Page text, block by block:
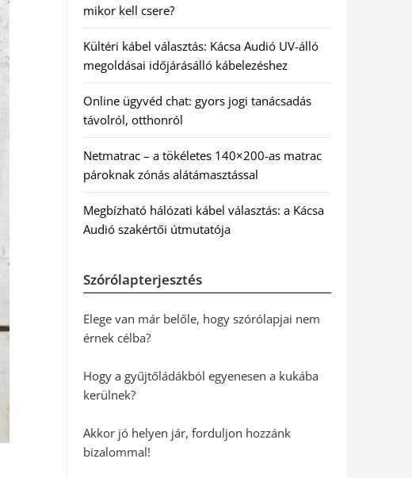
mikor kell csere?
Kültéri kábel választás: Kácsa Audió UV-álló
megoldásai időjárásálló kábelezéshez
Online ügyvéd chat: gyors jogi tanácsadás
távolról, otthonról
Netmatrac – a tökéletes 140×200-as matrac
pároknak zónás alátámasztással
Megbízható hálózati kábel választás: a Kácsa
Audió szakértői útmutatója
Szórólapterjesztés
Elege van már belőle, hogy szórólapjai nem
érnek célba?
Hogy a gyűjtőládákból egyenesen a kukába
kerülnek?
Akkor jó helyen jár, forduljon hozzánk
bizalommal!